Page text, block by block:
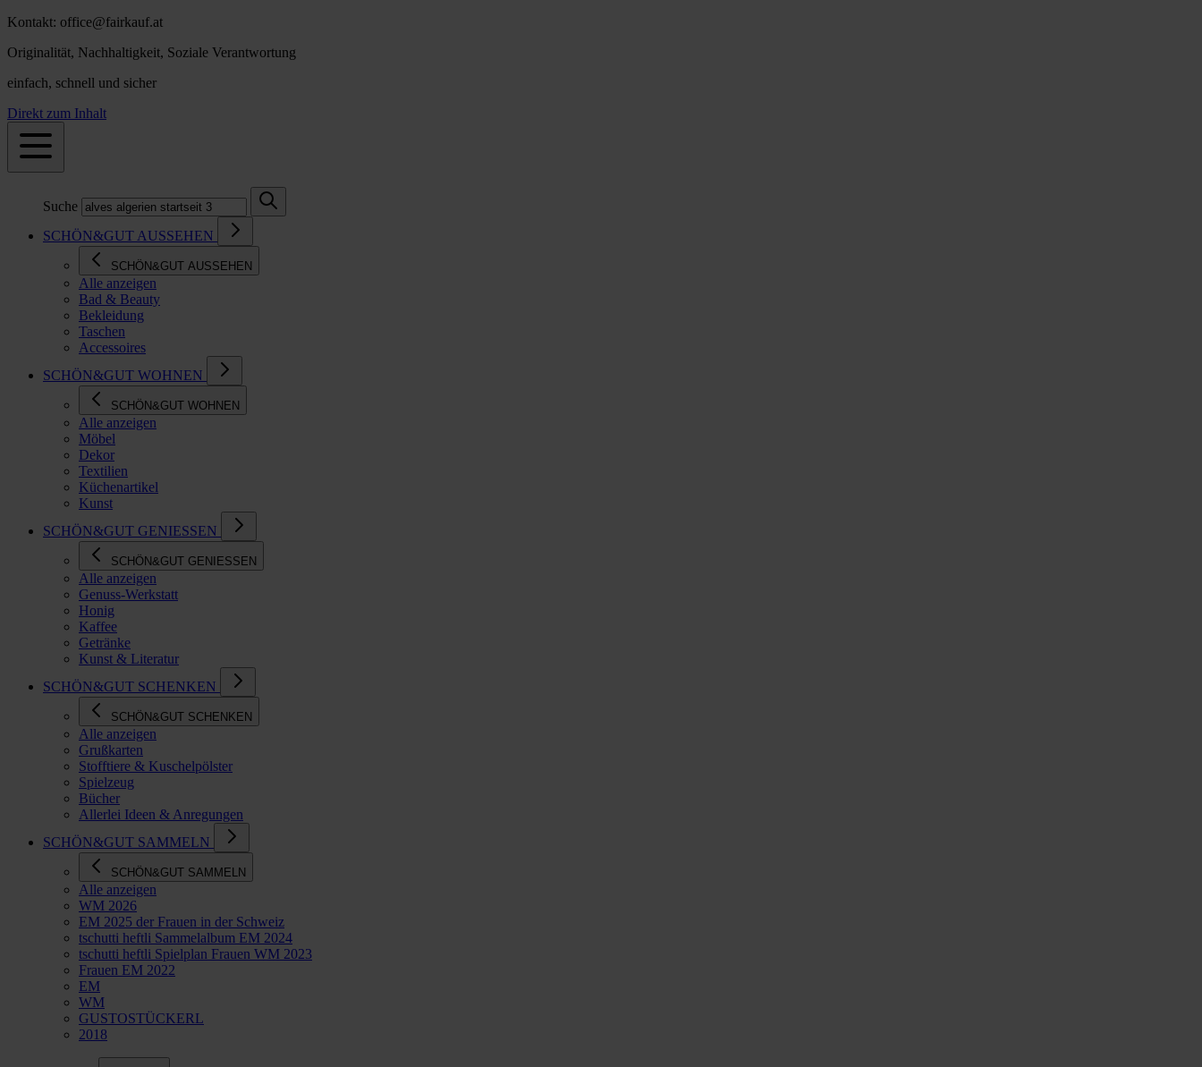
Kontakt: office@fairkauf.at
Originalität, Nachhaltigkeit, Soziale Verantwortung
einfach, schnell und sicher
Direkt zum Inhalt
Suche
SCHÖN&GUT AUSSEHEN
SCHÖN&GUT AUSSEHEN
Alle anzeigen
Bad & Beauty
Bekleidung
Taschen
Accessoires
SCHÖN&GUT WOHNEN
SCHÖN&GUT WOHNEN
Alle anzeigen
Möbel
Dekor
Textilien
Küchenartikel
Kunst
SCHÖN&GUT GENIESSEN
SCHÖN&GUT GENIESSEN
Alle anzeigen
Genuss-Werkstatt
Honig
Kaffee
Getränke
Kunst & Literatur
SCHÖN&GUT SCHENKEN
SCHÖN&GUT SCHENKEN
Alle anzeigen
Grußkarten
Stofftiere & Kuschelpölster
Spielzeug
Bücher
Allerlei Ideen & Anregungen
SCHÖN&GUT SAMMELN
SCHÖN&GUT SAMMELN
Alle anzeigen
WM 2026
EM 2025 der Frauen in der Schweiz
tschutti heftli Sammelalbum EM 2024
tschutti heftli Spielplan Frauen WM 2023
Frauen EM 2022
EM
WM
GUSTOSTÜCKERL
2018